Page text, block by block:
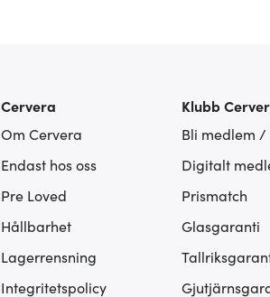
Cervera
Om Cervera
Endast hos oss
Pre Loved
Hållbarhet
Lagerrensning
Integritetspolicy
Klubb
Bli medlem /
Digitalt
Prismatch
Glasgaranti